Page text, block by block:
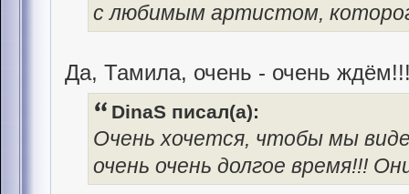
с любимым артистом,
Да, Тамила, очень - очень
DinaS писал(а):
Очень хочется, чтобы мы
очень очень долгое время!!!